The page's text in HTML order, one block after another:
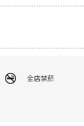
全店禁菸